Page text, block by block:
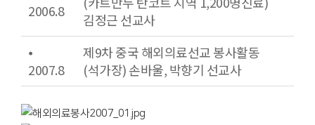
2006.8
김정근 선교사
⦁
2007.8
제9차 중국 해외의료선교 봉사활동
(석가장) 손바울, 박향기 선교사